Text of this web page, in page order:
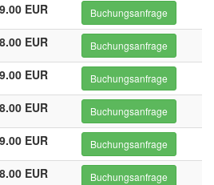
EUR Buchungsanfrage
EUR Buchungsanfrage
EUR Buchungsanfrage
EUR Buchungsanfrage
EUR Buchungsanfrage
EUR Buchungsanfrage